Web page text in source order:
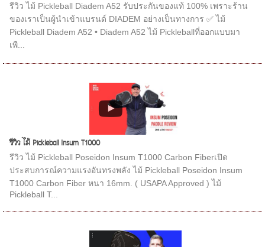
รีวิว ไม้ Pickleball Diadem A52 รับประกันของแท้ 100% เพราะร้าน
ของเราเป็นผู้นำเข้าแบรนด์ DIADEM อย่างเป็นทางการ ✅ ไม้
Pickleball Diadem A52 • Diadem A52 ไม้ Pickleballที่ออกแบบมา
เพื...
รีวิว ไม้ Pickleball Insum T1000
รีวิว ไม้ Pickleball Poseidon Insum T1000 Carbon Fiberเปิด
ประสบการณ์ความแรงอันทรงพลัง ไม้ Pickleball Poseidon Insum
T1000 Carbon Fiber หนา 16mm. ( USAPA Approved ) ไม้
Pickleball T...